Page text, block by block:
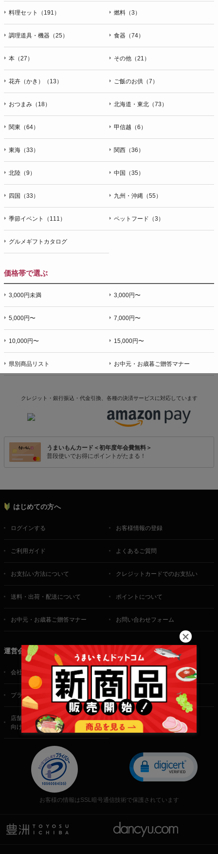
料理セット（191） 燃料（3）
調理道具・機器（25） 食器（74）
本（27） その他（21）
花卉（かき）（13） ご飯のお供（7）
おつまみ（18） 北海道・東北（73）
関東（64） 甲信越（6）
東海（33） 関西（36）
北陸（9） 中国（35）
四国（33） 九州・沖縄（55）
季節イベント（111） ペットフード（3）
グルメギフトカタログ
価格帯で選ぶ
3,000円未満 3,000円〜
5,000円〜 7,000円〜
10,000円〜 15,000円〜
県別商品リスト お中元・お歳暮ご贈答マナー
クレジット・銀行振込・代金引換、各種の決済サービスに対応しています
うまいもんカード＜初年度年会費無料＞
普段使いでお得にポイントがたまる！
はじめての方へ
ログインする お客様情報の登録
ご利用ガイド よくあるご質問
お支払い方法について クレジットカードでのお支払い
送料・出荷・配送について ポイントについて
お中元・お歳暮ご贈答マナー お問い合わせフォーム
運営会社
会社概要 ご利用規約
プライバシーポリシー 特定商取引法に基づく表記
店舗・法人・生産者様
向けのお問い合わせ
お客様の情報はSSL暗号通信技術で保護されています